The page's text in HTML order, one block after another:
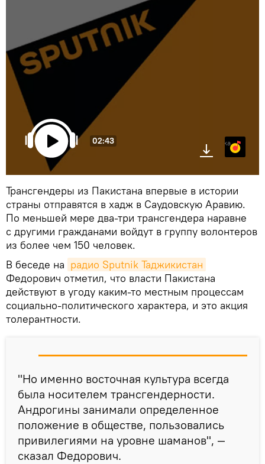
02:43 Яндекс.Музыка
Трансгендеры из Пакистана впервые в истории
страны отправятся в хадж в Саудовскую Аравию.
По меньшей мере два-три трансгендера наравне
с другими гражданами войдут в группу волонтеров
из более чем 150 человек.
В беседе на радио Sputnik Таджикистан
Федорович отметил, что власти Пакистана
действуют в угоду каким-то местным процессам
социально-политического характера, и это акция
толерантности.
"Но именно восточная культура всегда
была носителем трансгендерности.
Андрогины занимали определенное
положение в обществе, пользовались
привилегиями на уровне шаманов", —
сказал Федорович.